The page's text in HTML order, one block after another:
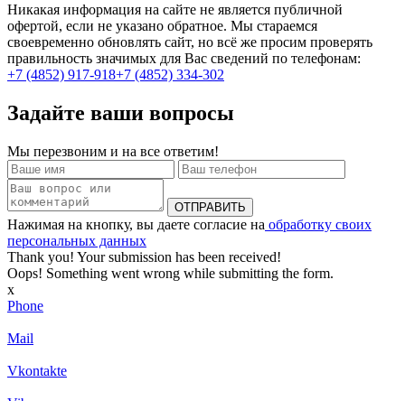
Никакая информация на сайте не является публичной
офертой, если не указано обратное. Мы стараемся
своевременно обновлять сайт, но всё же просим проверять
правильность значимых для Вас сведений по телефонам:
+7 (4852) 917-918+7 (4852) 334-302
Задайте ваши вопросы
Мы перезвоним и на все ответим!
Нажимая на кнопку, вы даете согласие на обработку своих
персональных данных
Thank you! Your submission has been received!
Oops! Something went wrong while submitting the form.
x
Phone
Mail
Vkontakte